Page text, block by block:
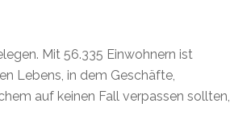
Mit 56.335 Einwohnern ist
Lebens, in dem Geschäfte,
auf keinen Fall verpassen sollten,